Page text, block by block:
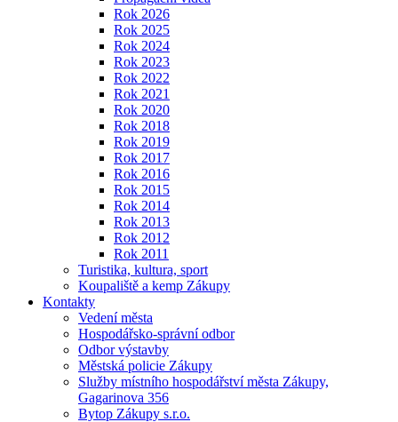
Rok 2026
Rok 2025
Rok 2024
Rok 2023
Rok 2022
Rok 2021
Rok 2020
Rok 2018
Rok 2019
Rok 2017
Rok 2016
Rok 2015
Rok 2014
Rok 2013
Rok 2012
Rok 2011
Turistika, kultura, sport
Koupaliště a kemp Zákupy
Kontakty
Vedení města
Hospodářsko-správní odbor
Odbor výstavby
Městská policie Zákupy
Služby místního hospodářství města Zákupy,
Gagarinova 356
Bytop Zákupy s.r.o.